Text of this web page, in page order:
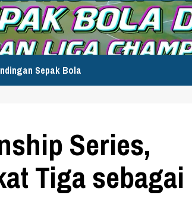
Sepak Bola
Series,
Tiga sebagai